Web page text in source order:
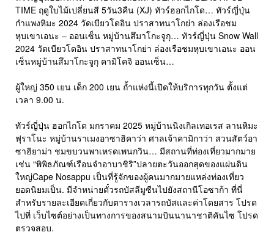
TIME ฤดูใบไม้เปลี่ยนสี 5วัน3คืน (XJ) ทัวร์ฮอกไกโด… ทัวร์ญี่ปุ่น
กำแพงหิมะ 2024 วัดเบียวโดอิน ปราสาทนาโกย่า ล่องเรือชม
หุบเขาเอนะ – ออนเซ็น หมู่บ้านสึมาโกะจูกุ… ทัวร์ญี่ปุ่น Snow Wall
2024 วัดเบียวโดอิน ปราสาทนาโกย่า ล่องเรือชมหุบเขาเอนะ ออน
เซ็นหมู่บ้านสึมาโกะจูกุ คามิโคจิ ออนเซ็น…
ผู้ใหญ่ 350 เยน เด็ก 200 เยน ถ้ำแห่งนี้เปิดให้บริการทุกวัน ตั้งแต่
เวลา 9.00 น.
ทัวร์ญี่ปุ่น ฮอกไกโด มกราคม 2025 หมู่บ้านนิงเกิลเทอเรส ลานหิมะ
ฟุราโนะ หมู่บ้านราเมงอาซาฮิคาว่า ศาลเจ้าคามิกาว่า สวนสัตว์อา
ซาฮิยาม่า ชมขบวนพาเหรดเพนกวิน… มีสถานที่ท่องเที่ยวมากมาย
เช่น “พิพิธภัณฑ์เรือนจำอาบาชิริ”ปลายตะวันออกสุดของแผ่นดิน
ใหญ่Cape Nosappu เป็นที่รู้จักของผู้คนมากมายแหล่งท่องเที่ยว
ยอดนิยมเป็น. มีจำหน่ายตั๋วรถบัสลีมูซีนไปยังสถานีโอซาก้า ที่นี่
สำหรับรายละเอียดเกี่ยวกับตารางเวลารถบัสและค่าโดยสาร โปรด
ไปที่ เว็บไซต์อย่างเป็นทางการของสนามบินนานาชาติคันไซ โปรด
ตรวจสอบ.